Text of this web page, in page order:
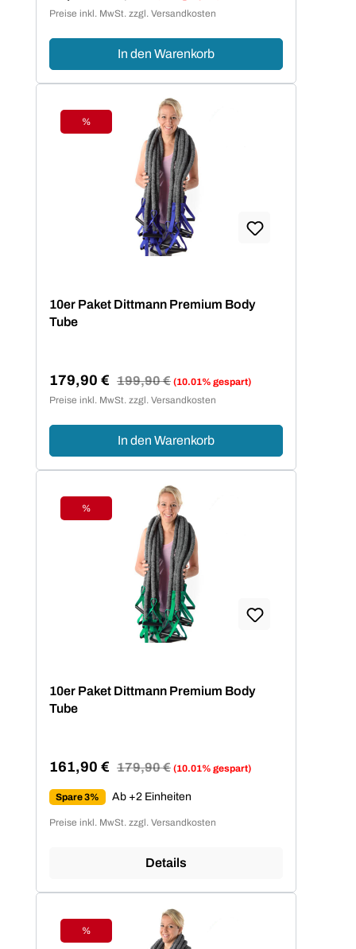
Verkaufspreis:
Preise inkl. MwSt. zzgl. Versandkosten
In den Warenkorb
Rabatt
%
10er Paket Dittmann Premium Body
Tube
Verkaufspreis:
179,90 € Regulärer Preis:
199,90 € (10.01% gespart)
Preise inkl. MwSt. zzgl. Versandkosten
In den Warenkorb
Rabatt
%
10er Paket Dittmann Premium Body
Tube
Verkaufspreis:
161,90 € Regulärer Preis:
179,90 € (10.01% gespart)
Spare 3% Ab +2 Einheiten
Preise inkl. MwSt. zzgl. Versandkosten
Details
Rabatt
%